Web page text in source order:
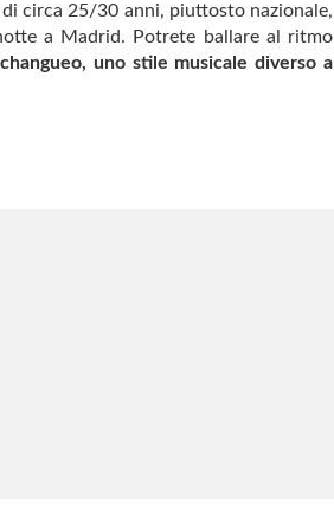
circa 25/30 anni, piuttosto nazionale,
a Madrid. Potrete ballare al ritmo
uno stile musicale diverso a